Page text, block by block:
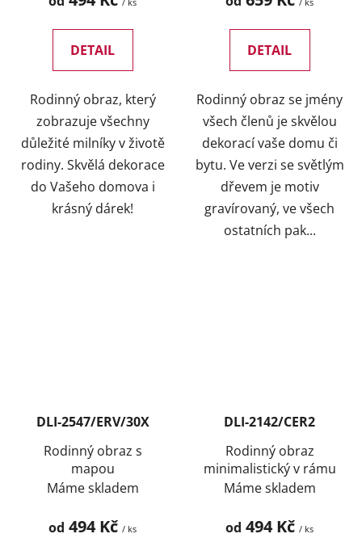
DETAIL
Rodinný obraz, který
zobrazuje všechny
důležité milníky v životě
rodiny. Skvělá dekorace
do Vašeho domova i
krásný dárek!
DETAIL
Rodinný obraz se jmény
všech členů je skvělou
dekorací vaše domu či
bytu. Ve verzi se světlým
dřevem je motiv
gravírovaný, ve všech
ostatních pak...
DLI-2547/ERV/30X
Rodinný obraz s
mapou
Máme skladem
od 494 Kč / ks
DLI-2142/CER2
Rodinný obraz
minimalistický v rámu
Máme skladem
od 494 Kč / ks